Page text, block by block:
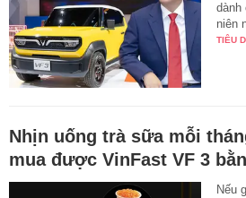
dành
niên
TIÊU
Nhịn uống trà sữa mỗi
mua được VinFast VF 3
Nếu